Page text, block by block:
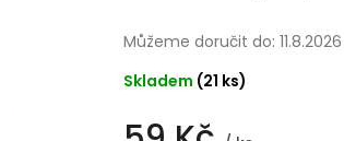
Skladem (21 ks)
Můžeme doručit do: 11.8.2026